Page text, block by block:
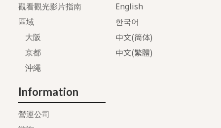
觀看觀光影片指南
區域
大阪
京都
沖繩
English
한국어
中文(简体)
中文(繁體)
Information
營運公司